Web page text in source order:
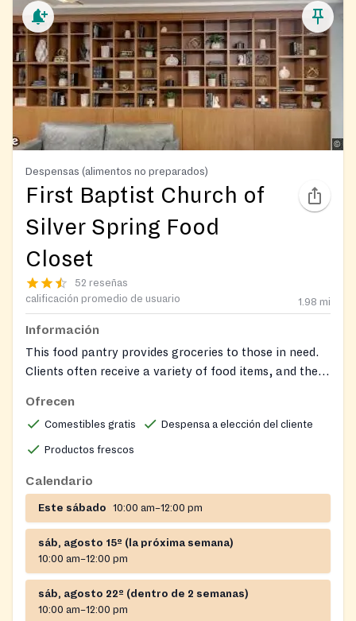
Despensas (alimentos no preparados)
First Baptist Church of
Silver Spring Food
Closet
52 reseñas
calificación promedio de usuario
1.98 mi
Información
This food pantry provides groceries to those in need.
Clients often receive a variety of food items, and there
essentials.
Ofrecen
Comestibles gratis Despensa a elección del cliente
Productos frescos
Calendario
Este sábado 10:00 am–12:00 pm
sáb, agosto 15º (la próxima semana)
10:00 am–12:00 pm
sáb, agosto 22º (dentro de 2 semanas)
10:00 am–12:00 pm